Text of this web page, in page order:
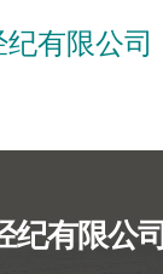
纪有限公司
纪有限公司